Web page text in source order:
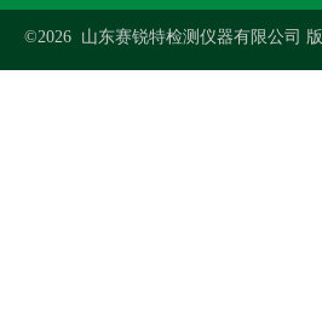
©2026 山东赛锐特检测仪器有限公司